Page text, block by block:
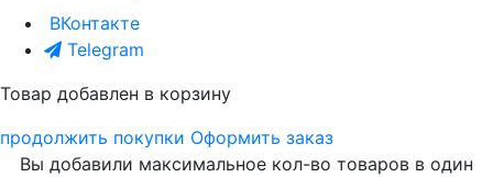
ВКонтакте
Telegram
Товар добавлен в корзину
продолжить покупки Оформить заказ
Вы добавили максимальное кол-во товаров в один